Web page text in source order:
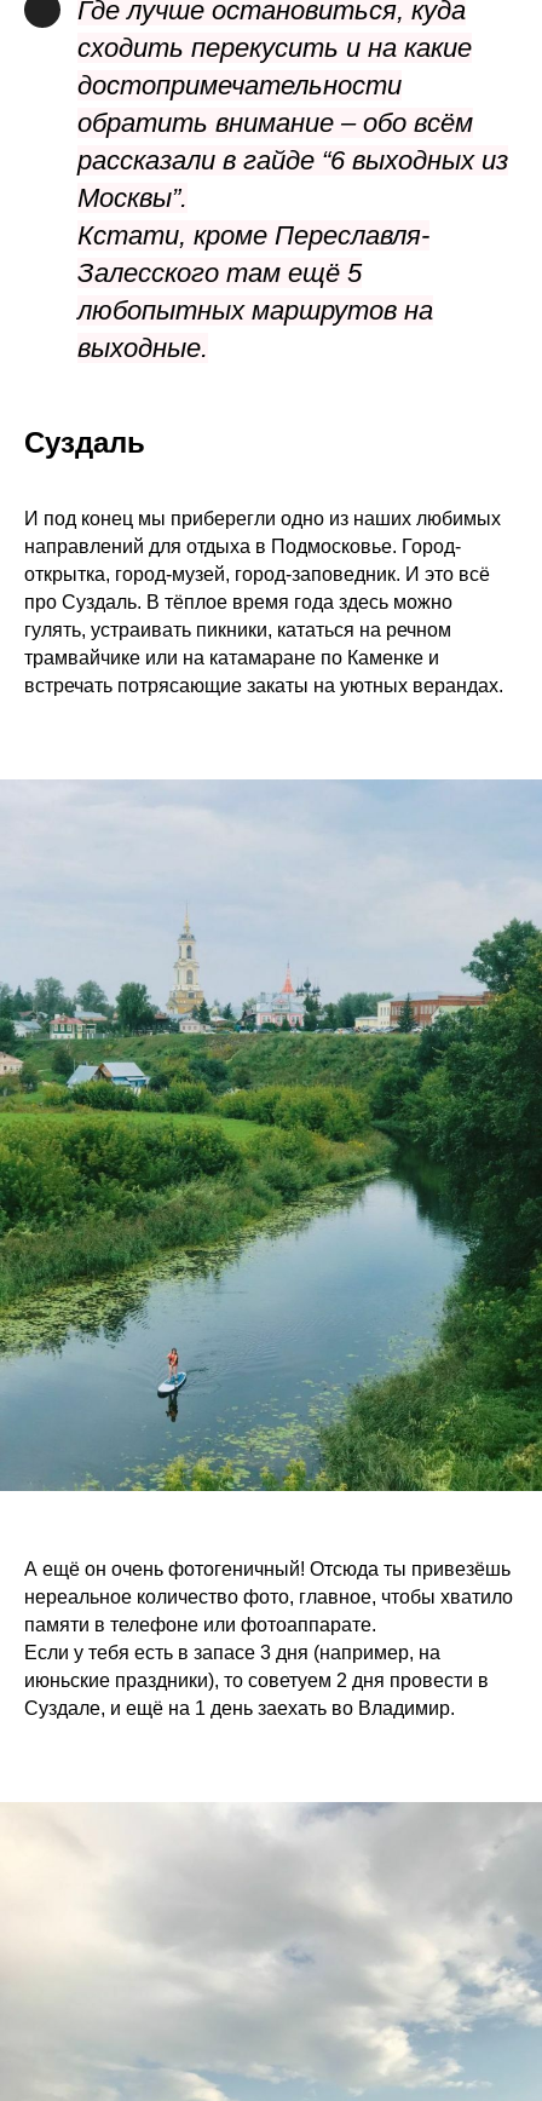
Где лучше остановиться, куда
сходить перекусить и на какие
достопримечательности
обратить внимание – обо всём
рассказали в гайде “6 выходных из
Москвы”.
Кстати, кроме Переславля-
Залесского там ещё 5
любопытных маршрутов на
выходные.
Суздаль
И под конец мы приберегли одно из наших любимых
направлений для отдыха в Подмосковье. Город-
открытка, город-музей, город-заповедник. И это всё
про Суздаль. В тёплое время года здесь можно
гулять, устраивать пикники, кататься на речном
трамвайчике или на катамаране по Каменке и
встречать потрясающие закаты на уютных верандах.
А ещё он очень фотогеничный! Отсюда ты привезёшь
нереальное количество фото, главное, чтобы хватило
памяти в телефоне или фотоаппарате.
Если у тебя есть в запасе 3 дня (например, на
июньские праздники), то советуем 2 дня провести в
Суздале, и ещё на 1 день заехать во Владимир.